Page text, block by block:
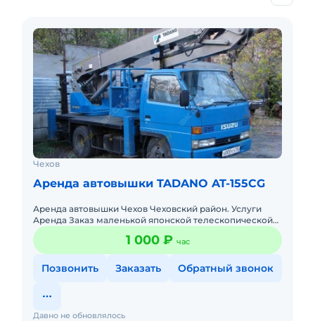
Чехов
Аренда автовышки TADANO AT-155CG
Аренда автовышки Чехов Чеховский район. Услуги
Аренда Заказ маленькой японской телескопической
автовышки АГП скайлифт автогидроподъемник
поворотная люлька мех.р1 000 ₽ час
Позвонить Заказать Обратный звонок
Давно не обновлялось